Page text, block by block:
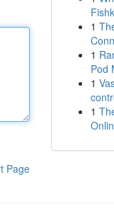
Page
1
1
Pod
1
1